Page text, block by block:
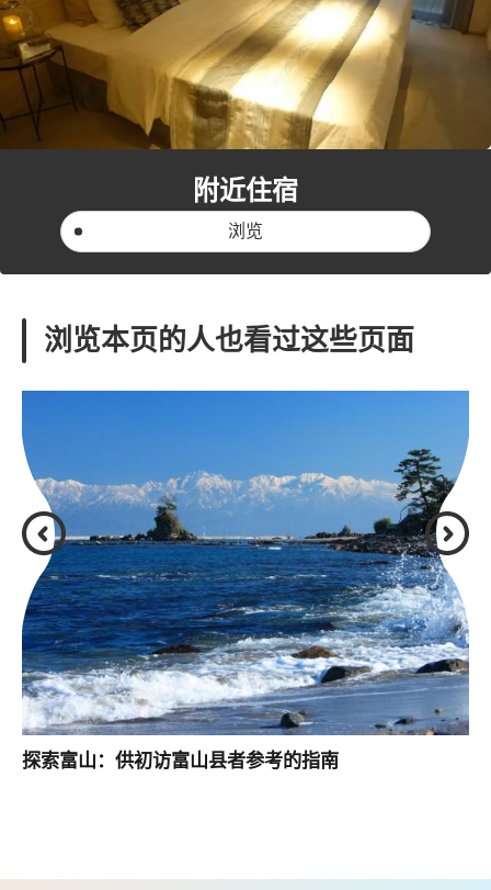
附近住宿
浏览
浏览本页的人也看过这些页面
探索富山：供初访富山县者参考的指南